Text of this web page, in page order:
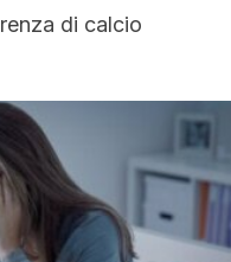
di calcio